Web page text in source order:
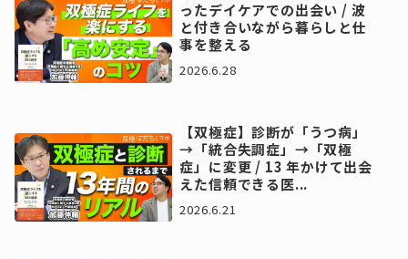
ったデイケアでの出会い / 波
と付き合いながら暮らしと仕
事を整える
2026.6.28
【双極症】診断が「うつ病」
→「統合失調症」→「双極
症」に変更 / 13 年かけて出会
えた信頼できる医...
2026.6.21